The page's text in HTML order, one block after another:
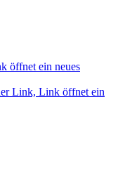
öffnet ein neues
Link, Link öffnet ein